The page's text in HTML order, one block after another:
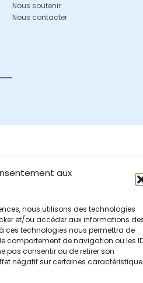
aux
nous utilisons des technologies
et/ou accéder aux informations
ces technologies nous permettra de
comportement de navigation ou les
pas consentir ou de retirer son
négatif sur certaines
Nous soutenir
Nous contacter